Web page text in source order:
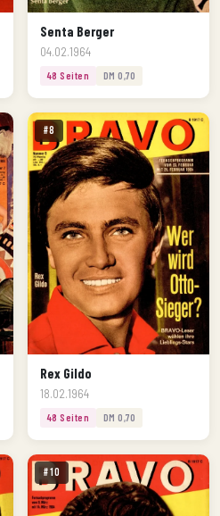
Senta Berger
04.02.1964
48 Seiten DM 0,70
#8
Rex Gildo
18.02.1964
48 Seiten DM 0,70
#10